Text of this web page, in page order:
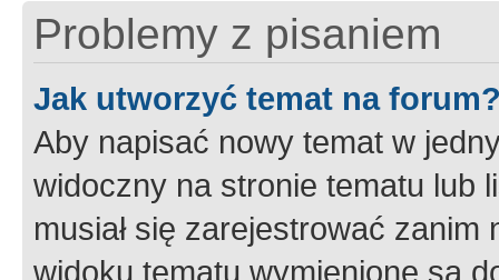
Problemy z pisaniem
Jak utworzyć temat na
Aby napisać nowy temat w
widoczny na stronie tematu lub
musiał się zarejestrować
widoku tematu wymienione są